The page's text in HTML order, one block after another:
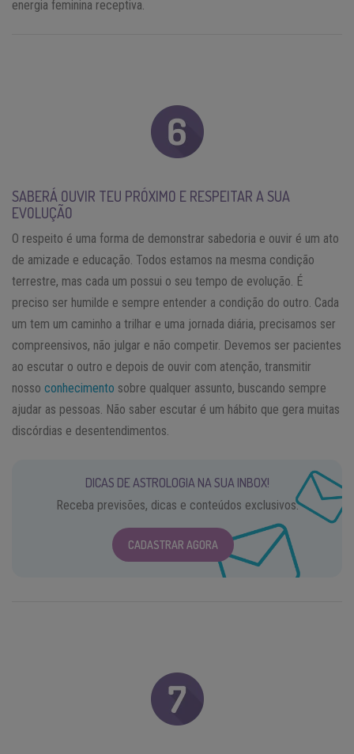
energia feminina receptiva.
SABERÁ OUVIR TEU PRÓXIMO E RESPEITAR A SUA
EVOLUÇÃO
O respeito é uma forma de demonstrar sabedoria e ouvir é um ato
de amizade e educação. Todos estamos na mesma condição
terrestre, mas cada um possui o seu tempo de evolução. É
preciso ser humilde e sempre entender a condição do outro. Cada
um tem um caminho a trilhar e uma jornada diária, precisamos ser
compreensivos, não julgar e não competir. Devemos ser pacientes
ao escutar o outro e depois de ouvir com atenção, transmitir
nosso conhecimento sobre qualquer assunto, buscando sempre
ajudar as pessoas. Não saber escutar é um hábito que gera muitas
discórdias e desentendimentos.
DICAS DE ASTROLOGIA NA SUA INBOX!
Receba previsões, dicas e conteúdos exclusivos.
CADASTRAR AGORA